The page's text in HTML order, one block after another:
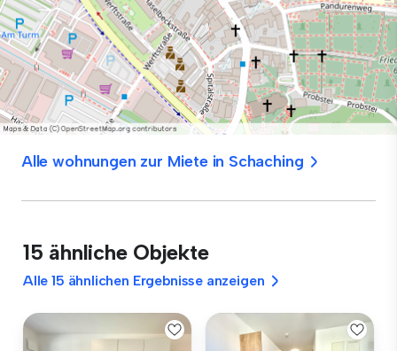
Alle wohnungen zur Miete in Schaching
15 ähnliche Objekte
Alle 15 ähnlichen Ergebnisse anzeigen